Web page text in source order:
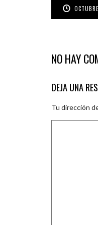
NO HAY
DEJA UNA
Tu dirección